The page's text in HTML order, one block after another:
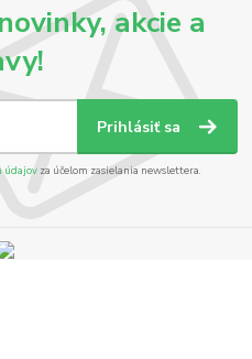
akcie a
Prihlásiť sa
údajov za účelom zasielania newslettera.